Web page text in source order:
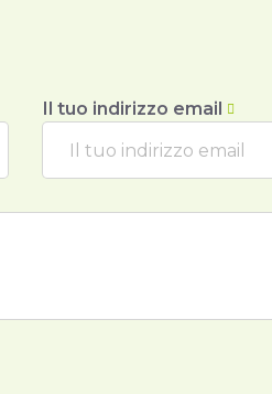
Il tuo indirizzo email